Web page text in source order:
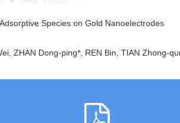
Species on Gold Nanoelectrodes
ZHAN Dong-ping*, REN Bin, TIAN